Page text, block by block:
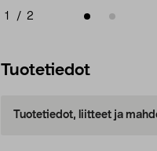
1 / 2
Tuotetiedot
Tuotetiedot, liitteet ja